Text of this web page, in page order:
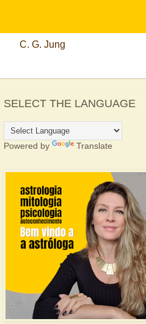
C. G. Jung
SELECT THE LANGUAGE
Powered by Translate